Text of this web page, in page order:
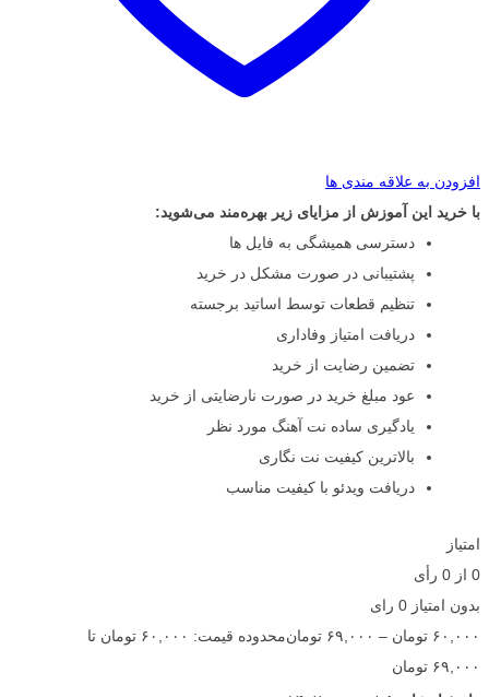
افزودن به علاقه مندی ها
با خرید این آموزش از مزایای زیر بهره‌مند می‌شوید:
دسترسی همیشگی به فایل ها
پشتیبانی در صورت مشکل در خرید
تنظیم قطعات توسط اساتید برجسته
دریافت امتیاز وفاداری
تضمین رضایت از خرید
عود مبلغ خرید در صورت نارضایتی از خرید
یادگیری ساده نت آهنگ مورد نظر
بالاترین کیفیت نت نگاری
دریافت ویدئو با کیفیت مناسب
امتیاز
0 از 0 رأی
بدون امتیاز 0 رای
۶۰,۰۰۰ تومان – ۶۹,۰۰۰ تومان
محدوده قیمت: ۶۰,۰۰۰ تومان تا
۶۹,۰۰۰ تومان